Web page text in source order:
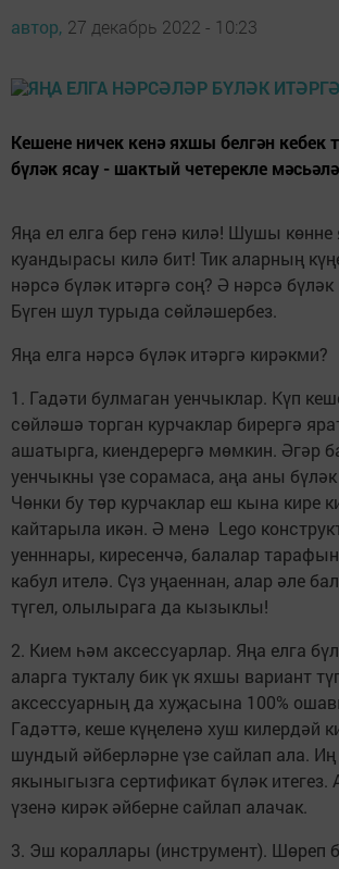
автор, 27 декабрь 2022 - 10:23
Кешене ничек кенә яхшы белгән кебек
бүләк ясау - шактый четерекле
Яңа ел елга бер генә килә! Шушы
куандырасы килә бит! Тик аларның
нәрсә бүләк итәргә соң? Ә нәрсә
Бүген шул турыда сөйләшербез.
Яңа елга нәрсә бүләк итәргә кирәкми?
1. Гадәти булмаган уенчыклар. Күп
сөйләшә торган курчаклар бирергә
ашатырга, киендерергә мөмкин. Әгәр
уенчыкны үзе сорамаса, аңа аны
Чөнки бу төр курчаклар еш кына кире
кайтарыла икән. Ә менә Lego
уенннары, киресенчә, балалар
кабул ителә. Сүз уңаеннан, алар әле
түгел, олылырага да кызыклы!
2. Кием һәм аксессуарлар. Яңа елга
аларга тукталу бик үк яхшы вариант
аксессуарның да хуҗасына 100%
Гадәттә, кеше күңеленә хуш килердәй
шундый әйберләрне үзе сайлап ала.
якыныгызга сертификат бүләк итегез.
үзенә кирәк әйберне сайлап алачак.
3. Эш кораллары (инструмент). Шөреп